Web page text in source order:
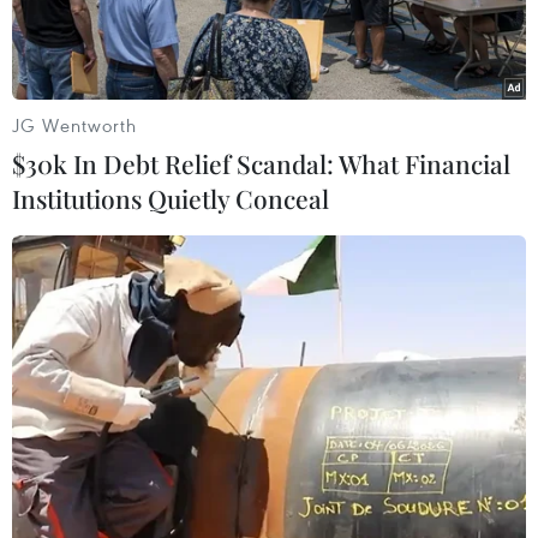
Phó Thủ tướng Trần Lưu Quang cùng lãnh đạo Thành phố Hồ
Chí Minh chụp ảnh lưu niệm cùng các đại biểu Kiều bào. (Ảnh:
Xuân Khu/TTXVN)
Chiều 2/2, tại Thành phố Hồ Chí Minh, Ủy ban
Nhà nước về Người Việt Nam ở Nước ngoài (Bộ
JG Wentworth
$30k In Debt Relief Scandal: What Financial
Institutions Quietly Conceal